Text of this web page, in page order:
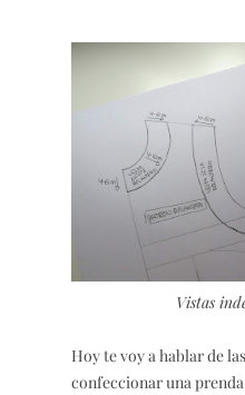
Vistas
Hoy te voy a hablar de
confeccionar una